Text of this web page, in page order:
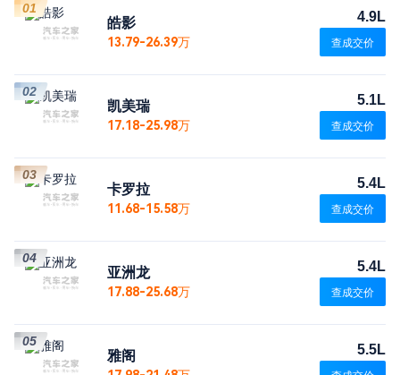
皓影
13.79-26.39万
4.9L
查成交价
01
凯美瑞
17.18-25.98万
5.1L
查成交价
02
卡罗拉
11.68-15.58万
5.4L
查成交价
03
亚洲龙
17.88-25.68万
5.4L
查成交价
04
雅阁 5.5L
05